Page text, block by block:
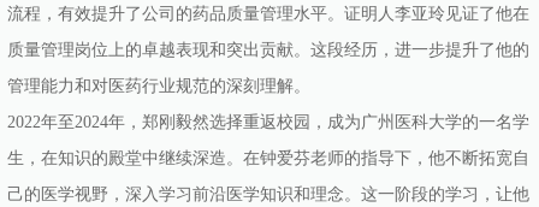
流程，有效提升了公司的药品质量管理水平。证明人李亚玲见证了他在
质量管理岗位上的卓越表现和突出贡献。这段经历，进一步提升了他的
管理能力和对医药行业规范的深刻理解。
2022年至2024年，郑刚毅然选择重返校园，成为广州医科大学的一名学
生，在知识的殿堂中继续深造。在钟爱芬老师的指导下，他不断拓宽自
己的医学视野，深入学习前沿医学知识和理念。这一阶段的学习，让他